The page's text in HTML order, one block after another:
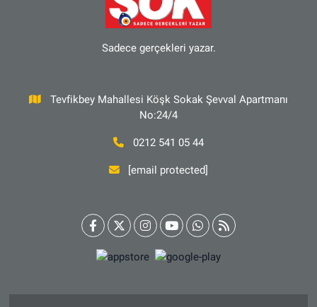
Sadece gerçekleri yazar.
Tevfikbey Mahallesi Köşk Sokak Şevval Apartmanı
No:24/4
0212 541 05 44
[email protected]